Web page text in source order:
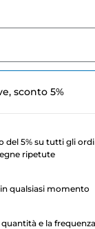
sconto 5%
del 5% su tutti gli
ripetute
qualsiasi momento
quantità e la